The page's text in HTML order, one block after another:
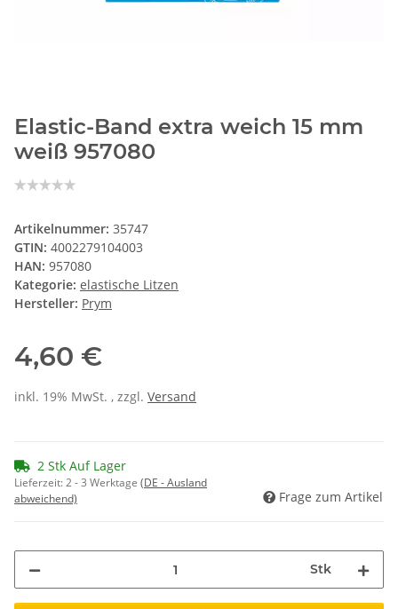
Elastic-Band extra weich 15 mm
weiß 957080
Artikelnummer: 35747
GTIN: 4002279104003
HAN: 957080
Kategorie: elastische Litzen
Hersteller: Prym
4,60 €
inkl. 19% MwSt. , zzgl. Versand
2 Stk Auf Lager
Lieferzeit:2 - 3 Werktage (DE - Ausland
abweichend)
Frage zum Artikel
Stk